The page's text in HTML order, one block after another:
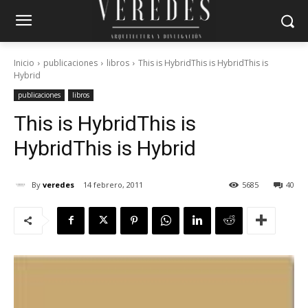
Inicio publicaciones libros
This is HybridThis is HybridThis is
Hybrid
publicaciones libros
This is HybridThis is
HybridThis is Hybrid
By veredes 14 febrero, 2011 40
5685